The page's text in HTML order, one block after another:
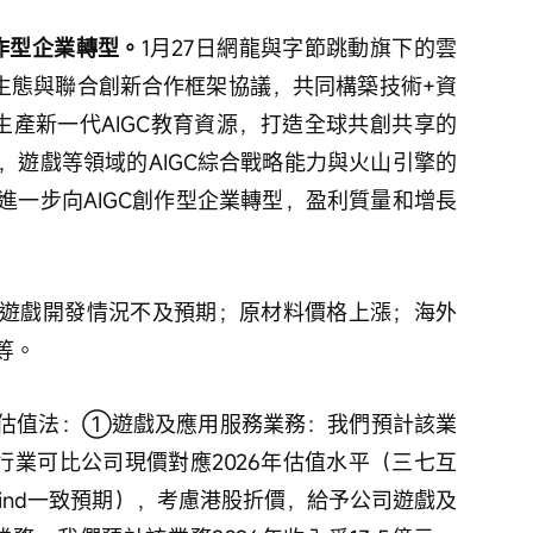
企業轉型。 1月27日網龍與字節跳動旗下的雲
與聯合創新合作框架協議，共同構築技術+資
新一代AIGC教育資源，打造全球共創共享的
遊戲等領域的AIGC綜合戰略能力與火山引擎的
一步向AIGC創作型企業轉型，盈利質量和增長
戲開發情況不及預期；原材料價格上漲；海外
。
值法：①遊戲及應用服務業務：我們預計該業
業可比公司現價對應2026年估值水平（三七互
一致預期），考慮港股折價，給予公司遊戲及